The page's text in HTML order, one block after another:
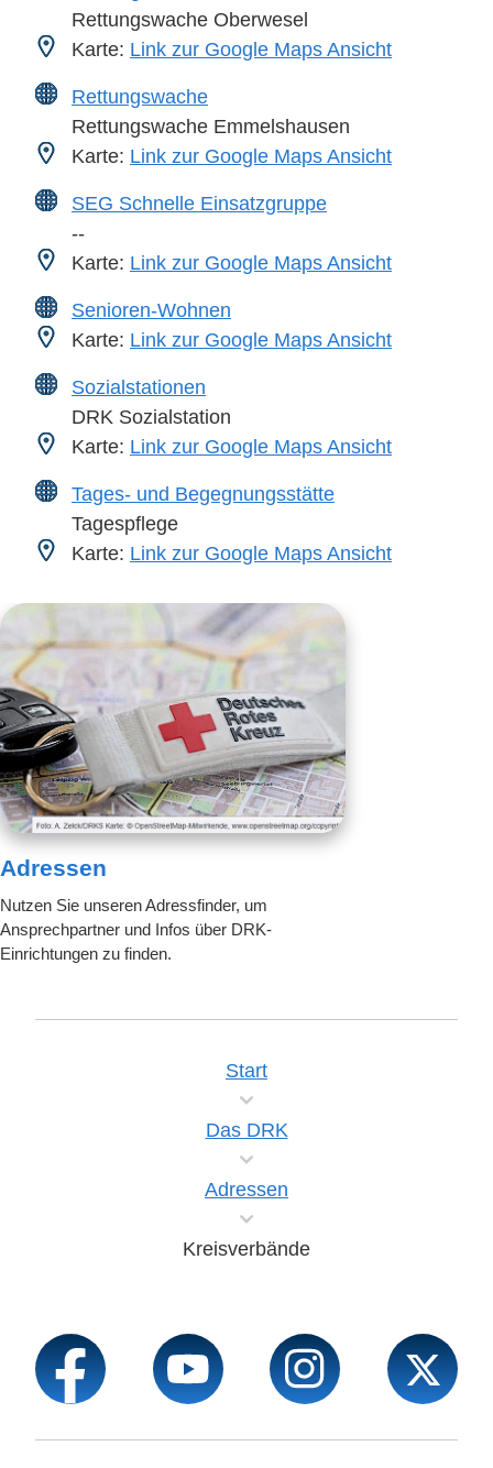
Rettungswache Oberwesel
Karte: Link zur Google Maps Ansicht
Rettungswache
Rettungswache Emmelshausen
Karte: Link zur Google Maps Ansicht
SEG Schnelle Einsatzgruppe
--
Karte: Link zur Google Maps Ansicht
Senioren-Wohnen
Karte: Link zur Google Maps Ansicht
Sozialstationen
DRK Sozialstation
Karte: Link zur Google Maps Ansicht
Tages- und Begegnungsstätte
Tagespflege
Karte: Link zur Google Maps Ansicht
Adressen
Nutzen Sie unseren Adressfinder, um
Ansprechpartner und Infos über DRK-
Einrichtungen zu finden.
Start
Das DRK
Adressen
Kreisverbände